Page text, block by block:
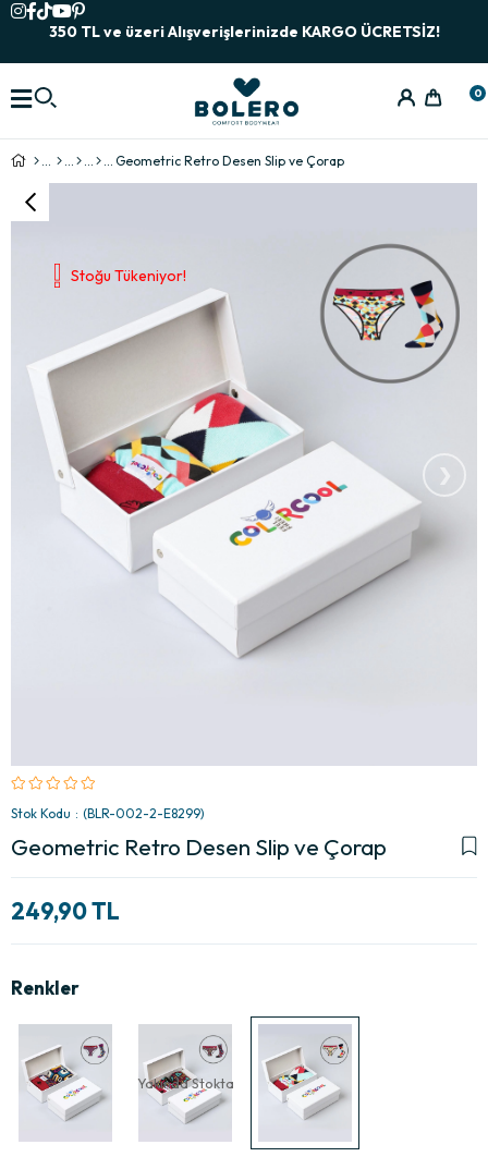
350 TL ve üzeri Alışverişlerinizde KARGO ÜCRETSİZ!
0
Geometric Retro Desen Slip ve Çorap
›
Stoğu Tükeniyor!
Stok Kodu (BLR-002-2-E8299)
Geometric Retro Desen Slip ve Çorap
249,90 TL
Yakında Stokta